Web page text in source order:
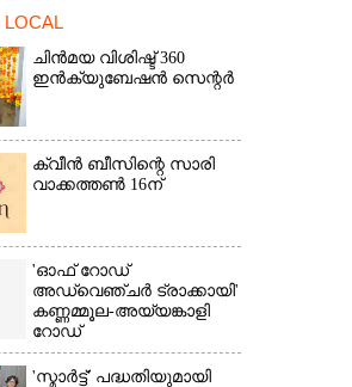
LOCAL
ചിൻമയ വിശിഷ്ട് 360
ഇൻക്യുബേഷൻ സെന്റർ
ക്വീൻ ബീസിന്റെ സാരി
വാക്കത്തൺ 16ന്
'ഓഫ് റോഡ്
അഡ്വെഞ്ചർ ട്രാക്കായി'
കണ്ണമ്മൂല-അയ്യങ്കാളി
റോഡ്
'സ്മാർട്ട്' പദ്ധതിയുമായി